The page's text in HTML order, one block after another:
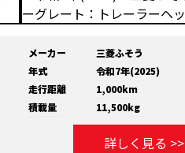
メーカー
三菱ふそう
年式
令和7年(2025)
走行距離
1,000km
積載量
11,500kg
詳しく見る >>